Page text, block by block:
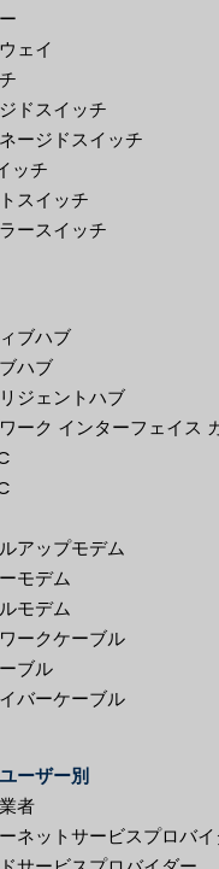
ェイ
ドスイッチ
ージドスイッチ
ッチ
スイッチ
ースイッチ
ブハブ
ハブ
ジェントハブ
ーク インターフェイス
アップモデム
モデム
モデム
ークケーブル
ブル
バーケーブル
ーザー別
者
ネットサービスプロバ